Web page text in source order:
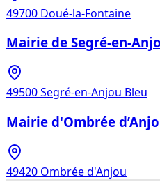
49700 Doué-la-Fontaine
Mairie de Segré-en-
49500Segré-en-Anjou Bleu
Mairie d'Ombrée
49420 Ombrée d'Anjou